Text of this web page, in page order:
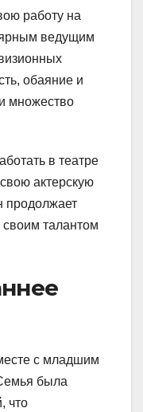
работу на
ведущим
обаяние и
множество
в театре
актерскую
продолжает
своим талантом
с младшим
была
что